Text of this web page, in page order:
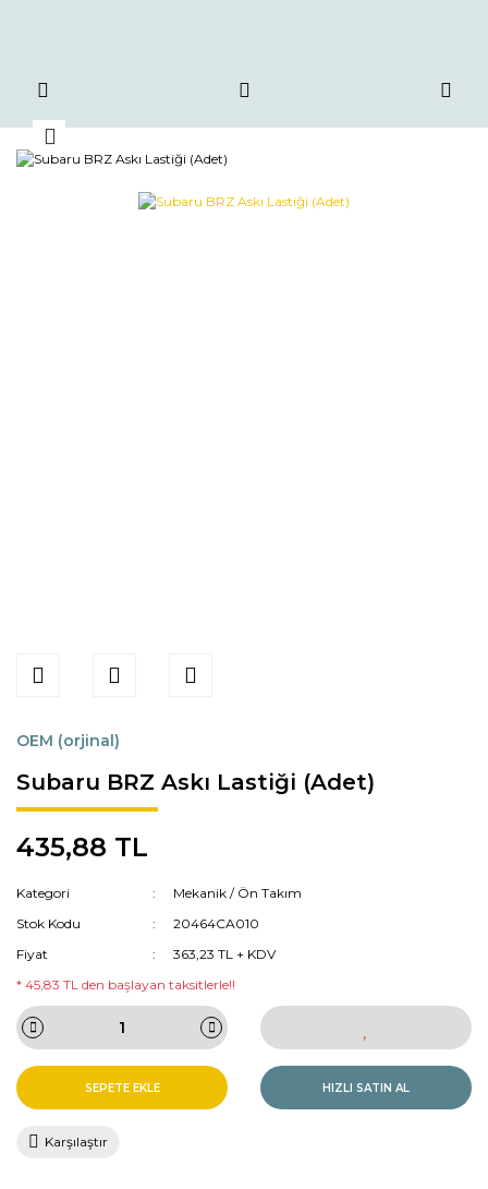
OEM (orjinal)
Subaru BRZ Askı Lastiği (Adet)
435,88 TL
Kategori
Mekanik / Ön Takım
Stok Kodu
20464CA010
Fiyat
363,23 TL + KDV
* 45,83 TL den başlayan taksitlerle!!
SEPETE EKLE HIZLI SATIN AL
Karşılaştır